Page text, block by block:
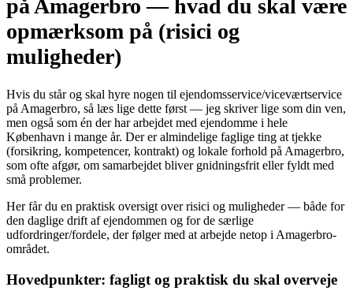
på Amagerbro — hvad du skal være
opmærksom på (risici og
muligheder)
Hvis du står og skal hyre nogen til ejendomsservice/viceværtservice
på Amagerbro, så læs lige dette først — jeg skriver lige som din ven,
men også som én der har arbejdet med ejendomme i hele
København i mange år. Der er almindelige faglige ting at tjekke
(forsikring, kompetencer, kontrakt) og lokale forhold på Amagerbro,
som ofte afgør, om samarbejdet bliver gnidningsfrit eller fyldt med
små problemer.
Her får du en praktisk oversigt over risici og muligheder — både for
den daglige drift af ejendommen og for de særlige
udfordringer/fordele, der følger med at arbejde netop i Amagerbro-
området.
Hovedpunkter: fagligt og praktisk du skal overveje